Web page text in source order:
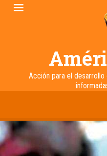
Pasar
Acción para el